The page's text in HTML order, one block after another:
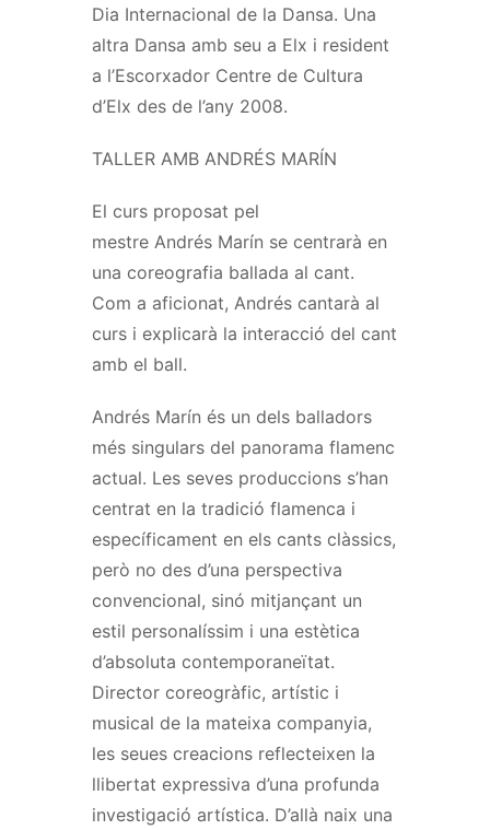
Dia Internacional de la Dansa. Una
altra Dansa amb seu a Elx i resident
a l’Escorxador Centre de Cultura
d’Elx des de l’any 2008.
TALLER AMB ANDRÉS MARÍN
El curs proposat pel
mestre Andrés Marín se centrarà en
una coreografia ballada al cant.
Com a aficionat, Andrés cantarà al
curs i explicarà la interacció del cant
amb el ball.
Andrés Marín és un dels balladors
més singulars del panorama flamenc
actual. Les seves produccions s’han
centrat en la tradició flamenca i
específicament en els cants clàssics,
però no des d’una perspectiva
convencional, sinó mitjançant un
estil personalíssim i una estètica
d’absoluta contemporaneïtat.
Director coreogràfic, artístic i
musical de la mateixa companyia,
les seues creacions reflecteixen la
llibertat expressiva d’una profunda
investigació artística. D’allà naix una